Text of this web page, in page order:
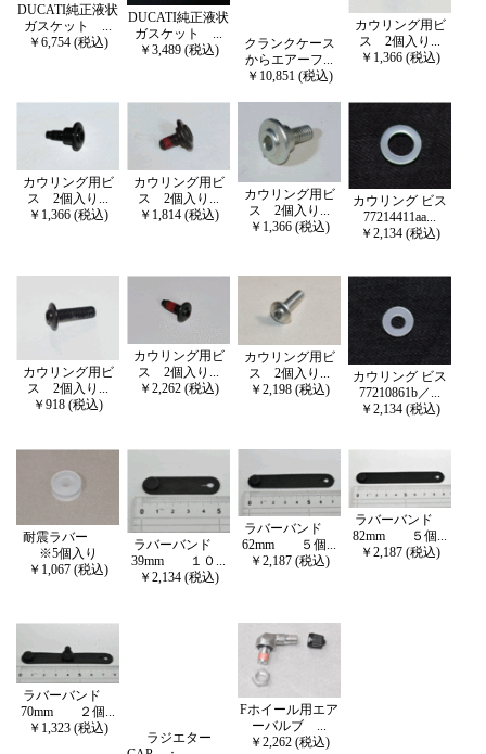
DUCATI純正液状
ガスケット ...
￥6,754 (税込)
DUCATI純正液状
ガスケット ...
￥3,489 (税込)
クランクケース
からエアーフ...
￥10,851 (税込)
カウリング用ビ
ス 2個入り...
￥1,366 (税込)
カウリング用ビ
ス 2個入り...
￥1,366 (税込)
カウリング用ビ
ス 2個入り...
￥1,814 (税込)
カウリング用ビ
ス 2個入り...
￥1,366 (税込)
カウリング ビス
77214411aa...
￥2,134 (税込)
カウリング用ビ
ス 2個入り...
￥918 (税込)
カウリング用ビ
ス 2個入り...
￥2,262 (税込)
カウリング用ビ
ス 2個入り...
￥2,198 (税込)
カウリング ビス
77210861b／...
￥2,134 (税込)
耐震ラバー
※5個入り
￥1,067 (税込)
ラバーバンド
39mm １０...
￥2,134 (税込)
ラバーバンド
62mm ５個...
￥2,187 (税込)
ラバーバンド
82mm ５個...
￥2,187 (税込)
ラバーバンド
70mm ２個...
￥1,323 (税込)
ラジエター
Fホイール用エア
ーバルブ ...
￥2,262 (税込)